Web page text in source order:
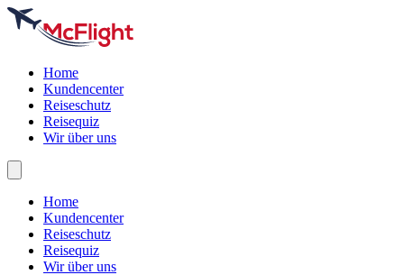
Home
Kundencenter
Reiseschutz
Reisequiz
Wir über uns
Home
Kundencenter
Reiseschutz
Reisequiz
Wir über uns